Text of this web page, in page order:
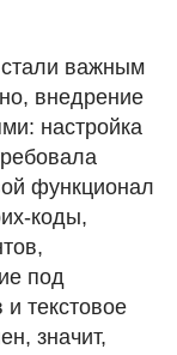
важным
внедрение
настройка
функционал
коды,
под
текстовое
значит,